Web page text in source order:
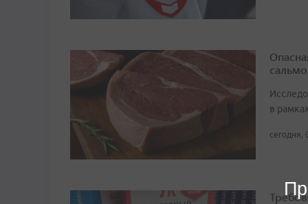
в
сегодня,